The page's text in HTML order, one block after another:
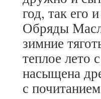
год, так его
Обряды
зимние
теплое лето
насыщена
с